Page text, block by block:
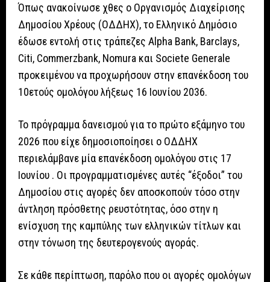
Όπως ανακοίνωσε χθες ο Οργανισμός Διαχείρισης
Δημοσίου Χρέους (ΟΔΔΗΧ), το Ελληνικό Δημόσιο
έδωσε εντολή στις τράπεζες Alpha Bank, Barclays,
Citi, Commerzbank, Nomura και Societe Generale
προκειμένου να προχωρήσουν στην επανέκδοση του
10ετούς ομολόγου λήξεως 16 Ιουνίου 2036.
Το πρόγραμμα δανεισμού για το πρώτο εξάμηνο του
2026 που είχε δημοσιοποίησει ο ΟΔΔΗΧ
περιελάμβανε μία επανέκδοση ομολόγου στις 17
Ιουνίου . Οι προγραμματισμένες αυτές “έξοδοι” του
Δημοσίου στις αγορές δεν αποσκοπούν τόσο στην
άντληση πρόσθετης ρευστότητας, όσο στην η
ενίσχυση της καμπύλης των ελληνικών τίτλων και
στην τόνωση της δευτερογενούς αγοράς.
Σε κάθε περίπτωση, παρόλο που οι αγορές ομολόγων